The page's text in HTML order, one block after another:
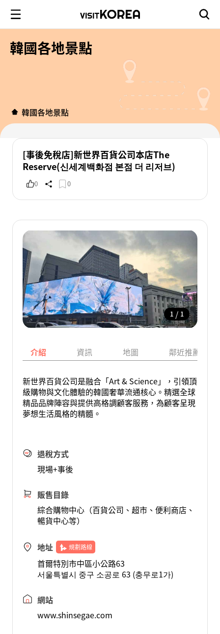
韓國各地景點
韓國各地景點
[事後免稅店]新世界百貨公司本店The
Reserve(신세계백화점 본점 더 리저브)
0 0
1 / 1
介紹 資訊 地圖 鄰近推薦景點
新世界百貨公司是融合「Art & Science」，引領頂
級購物與文化體驗的韓國奢華流通核心。精選全球
精品品牌陣容與提供高格調顧客服務，為顧客呈現
夢想生活風格的精髓。
退稅方式
現場+事後
販售目錄
綜合購物中心（百貨公司、超市、便利商店、
暢貨中心等）
地址 規劃路線
首爾特別市中區小公路63
서울특별시 중구 소공로 63 (충무로1가)
網站
www.shinsegae.com